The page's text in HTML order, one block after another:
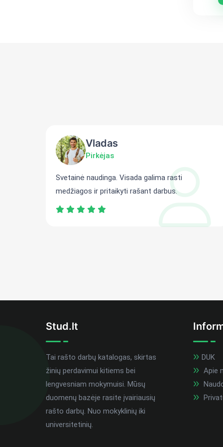
Vladas
Pirkėjas
Svetainė naudinga. Visada galima rasti
medžiagos ir pritaikyti rašant darbus.
Stud.lt
Tai rašto darbų katalogas, skirtas
žinių perdavimui kitiems bei
lengvesniam mokymuisi. Mūsų
duomenų bazėje rasite įvairiausių
rašto darbų. Nuo mokyklinių iki
universitetinių.
DUK
Apie